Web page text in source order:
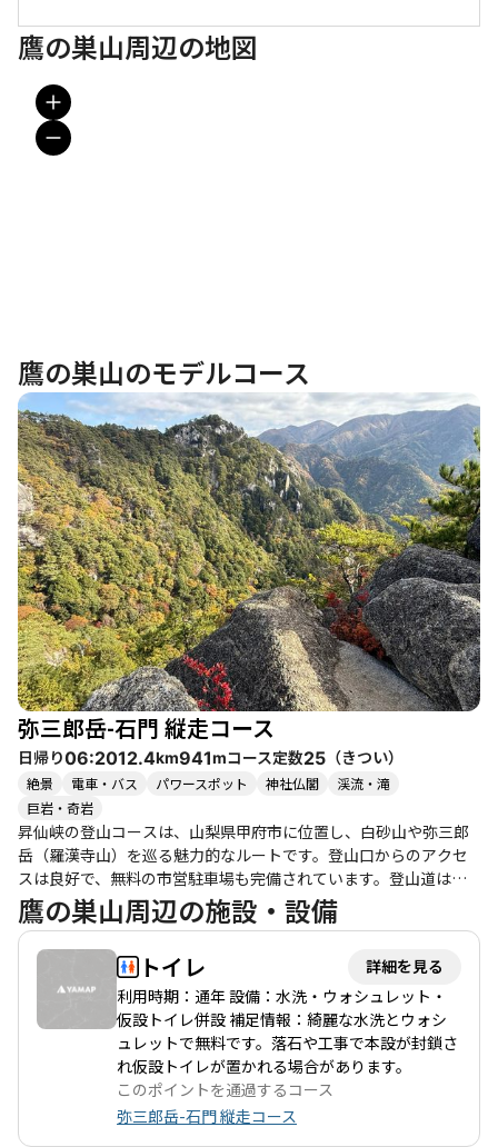
鷹の巣山周辺の地図
鷹の巣山のモデルコース
弥三郎岳-石門 縦走コース
日帰り06:2012.4km941mコース定数25 （きつい）
絶景 電車・バス パワースポット 神社仏閣
渓流・滝
巨岩・奇岩
昇仙峡の登山コースは、山梨県甲府市に位置し、白砂山や弥三郎
岳（羅漢寺山）を巡る魅力的なルートです。登山口からのアクセ
スは良好で、無料の市営駐車場も完備されています。登山道は整
備されており、急登も少なく、初心者や子供連れでも安心して楽
しめるコースです。 このコースの特徴は、途中に点在する展望ス
ポットからの絶景です。特に白砂山の山頂からは、南アルプスや
富士山の美しい眺望が広がり、登山者を感動させます。また、白
砂の浜辺のような風景や、奇岩が続く道は、まるで冒険のような
雰囲気を醸し出しています。登山者たちは、特に春の桜や秋の紅
葉の時期に訪れることをおすすめしており、季節ごとの魅力が感
望台は観光客にも人気です。多くの登山者が訪れるため、賑やか
な雰囲気も楽しめますが、白砂山までは静かな山歩きを楽しむこ
とができ、特に平日は人が少なく、静けさを求める方には最適で
鷹の巣山周辺の施設・設備
トイレ
詳細を見る
利用時期：通年 設備：水洗・ウォシュレット・
仮設トイレ併設 補足情報：綺麗な水洗とウォシ
ュレットで無料です。落石や工事で本設が封鎖さ
れ仮設トイレが置かれる場合があります。
このポイントを通過するコース
弥三郎岳-石門 縦走コース